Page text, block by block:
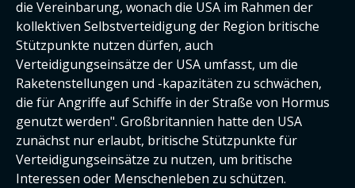
die Vereinbarung, wonach die USA im Rahmen der
kollektiven Selbstverteidigung der Region britische
Stützpunkte nutzen dürfen, auch
Verteidigungseinsätze der USA umfasst, um die
Raketenstellungen und -kapazitäten zu schwächen,
die für Angriffe auf Schiffe in der Straße von Hormus
genutzt werden". Großbritannien hatte den USA
zunächst nur erlaubt, britische Stützpunkte für
Verteidigungseinsätze zu nutzen, um britische
Interessen oder Menschenleben zu schützen.